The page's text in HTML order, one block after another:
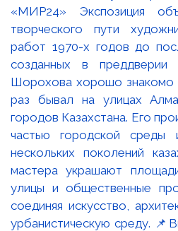
«МИР24» Экспозиция
творческого пути
работ 1970-х годов до
созданных в
Шорохова хорошо знакомо
раз бывал на улицах
городов Казахстана. Его
частью городской среды
нескольких поколений
мастера украшают
улицы и общественные
соединяя искусство,
урбанистическую среду.